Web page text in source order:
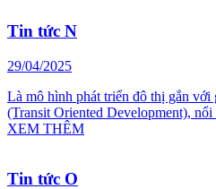
Tin tức N
29/04/2025
Là mô hình phát triển đô thị gắn
(Transit Oriented Development),
XEM THÊM
Tin tức O